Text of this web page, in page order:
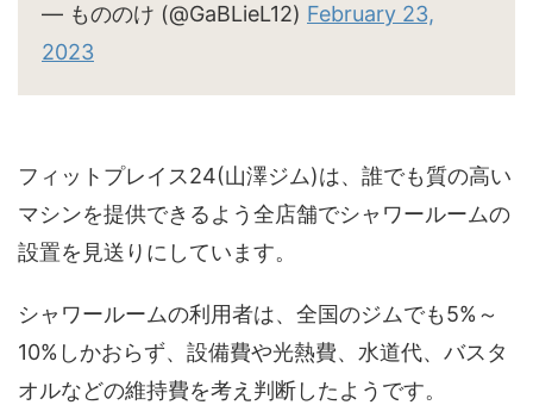
— もののけ (@GaBLieL12) February 23,
2023
フィットプレイス24(山澤ジム)は、誰でも質の高い
マシンを提供できるよう全店舗でシャワールームの
設置を見送りにしています。
シャワールームの利用者は、全国のジムでも5%～
10%しかおらず、設備費や光熱費、水道代、バスタ
オルなどの維持費を考え判断したようです。